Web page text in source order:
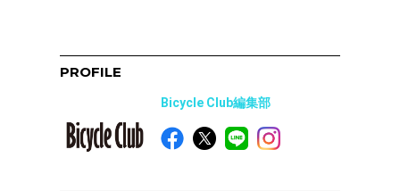
PROFILE
Bicycle Club編集部